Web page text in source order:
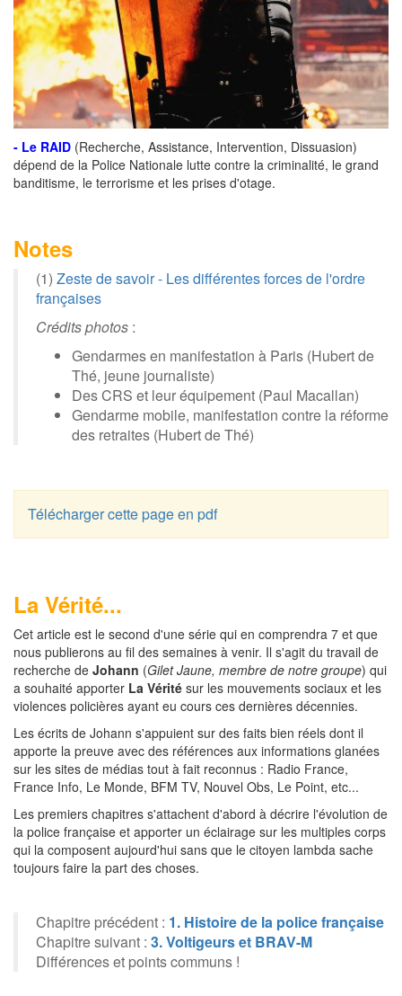
- Le RAID (Recherche, Assistance, Intervention, Dissuasion)
dépend de la Police Nationale lutte contre la criminalité, le grand
banditisme, le terrorisme et les prises d'otage.
Notes
(1) Zeste de savoir - Les différentes forces de l'ordre
françaises
Crédits photos :
Gendarmes en manifestation à Paris (Hubert de
Thé, jeune journaliste)
Des CRS et leur équipement (Paul Macallan)
Gendarme mobile, manifestation contre la réforme
des retraites (Hubert de Thé)
Télécharger cette page en pdf
La Vérité...
Cet article est le second d'une série qui en comprendra 7 et que
nous publierons au fil des semaines à venir. Il s'agit du travail de
recherche de Johann (Gilet Jaune, membre de notre groupe) qui
a souhaité apporter La Vérité sur les mouvements sociaux et les
violences policières ayant eu cours ces dernières décennies.
Les écrits de Johann s'appuient sur des faits bien réels dont il
apporte la preuve avec des références aux informations glanées
sur les sites de médias tout à fait reconnus : Radio France,
France Info, Le Monde, BFM TV, Nouvel Obs, Le Point, etc...
Les premiers chapitres s'attachent d'abord à décrire l'évolution de
la police française et apporter un éclairage sur les multiples corps
qui la composent aujourd'hui sans que le citoyen lambda sache
toujours faire la part des choses.
Chapitre précédent : 1. Histoire de la police française
Chapitre suivant : 3. Voltigeurs et BRAV-M
Différences et points communs !